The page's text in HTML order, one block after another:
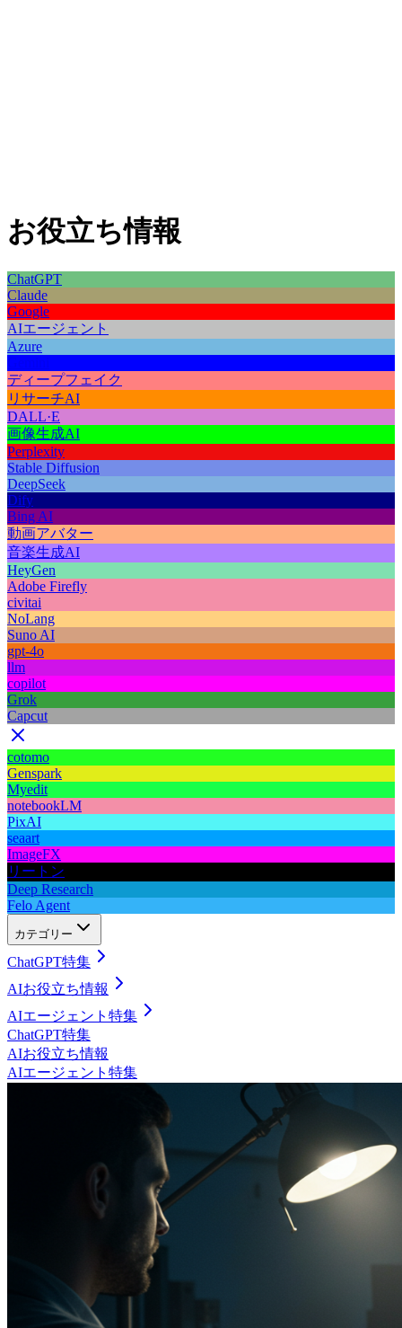
お役立ち情報
ChatGPT
Claude
Google
AIエージェント
Azure
ディープフェイク
リサーチAI
DALL·E
画像生成AI
Perplexity
Stable Diffusion
DeepSeek
Dify
Bing AI
動画アバター
音楽生成AI
HeyGen
Adobe Firefly
civitai
NoLang
Suno AI
gpt-4o
llm
copilot
Grok
Capcut
cotomo
Genspark
Myedit
notebookLM
PixAI
seaart
ImageFX
リートン
Deep Research
Felo Agent
カテゴリー
ChatGPT特集
AIお役立ち情報
AIエージェント特集
ChatGPT特集
AIお役立ち情報
AIエージェント特集